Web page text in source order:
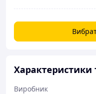
Характеристики
Виробник